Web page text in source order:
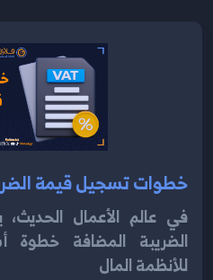
خطوات تسجيل قيمة الضريبة
في عالم الأعمال
الضريبة المضافة خطوة
للأنظمة المال